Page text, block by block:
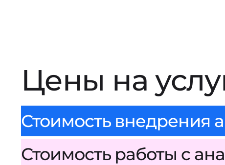
Цены на
Стоимость внедрения
Стоимость работы с